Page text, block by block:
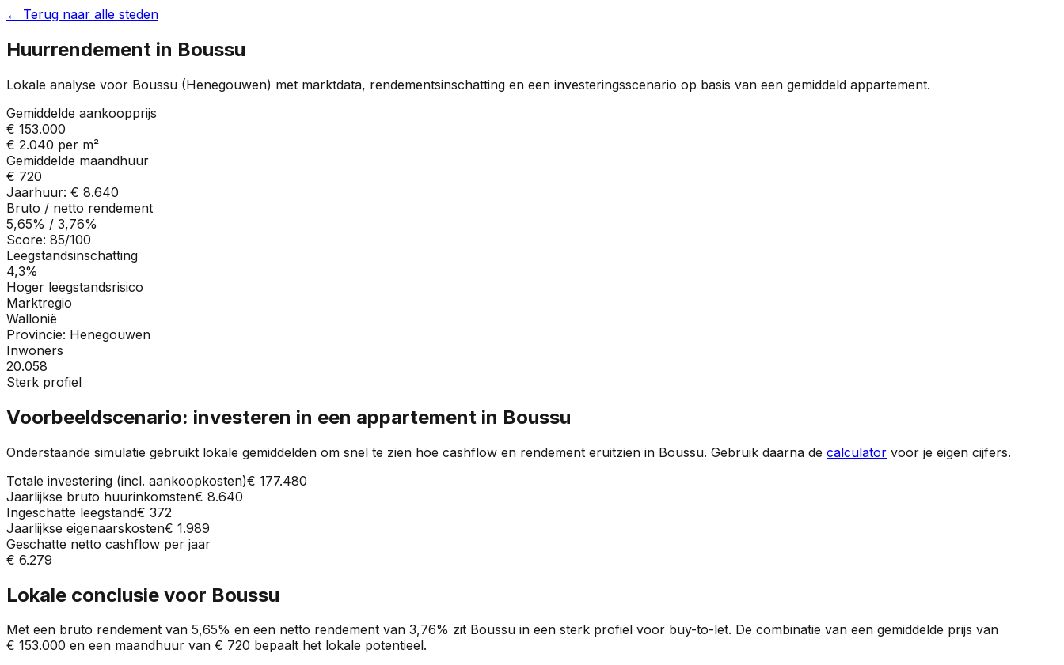
← Terug naar alle steden
Huurrendement in Boussu
Lokale analyse voor Boussu (Henegouwen) met marktdata, rendementsinschatting en een investeringsscenario op basis van een gemiddeld appartement.
Gemiddelde aankoopprijs
€ 153.000
€ 2.040 per m²
Gemiddelde maandhuur
€ 720
Jaarhuur: € 8.640
Bruto / netto rendement
5,65% / 3,76%
Score: 85/100
Leegstandsinschatting
4,3%
Hoger leegstandsrisico
Marktregio
Wallonië
Provincie: Henegouwen
Inwoners
20.058
Sterk profiel
Voorbeeldscenario: investeren in een appartement in Boussu
Onderstaande simulatie gebruikt lokale gemiddelden om snel te zien hoe cashflow en rendement eruitzien in Boussu. Gebruik daarna de calculator voor je eigen cijfers.
Totale investering (incl. aankoopkosten)€ 177.480
Jaarlijkse bruto huurinkomsten€ 8.640
Ingeschatte leegstand€ 372
Jaarlijkse eigenaarskosten€ 1.989
Geschatte netto cashflow per jaar
€ 6.279
Lokale conclusie voor Boussu
Met een bruto rendement van 5,65% en een netto rendement van 3,76% zit Boussu in een sterk profiel voor buy-to-let. De combinatie van een gemiddelde prijs van
€ 153.000 en een maandhuur van € 720 bepaalt het lokale potentieel.